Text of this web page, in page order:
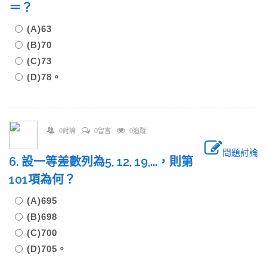
＝？
(A)63
(B)70
(C)73
(D)78。
0討論 0留言 0追蹤
問題討論
6. 設一等差數列為5, 12, 19,...，則第
101項為何？
(A)695
(B)698
(C)700
(D)705。